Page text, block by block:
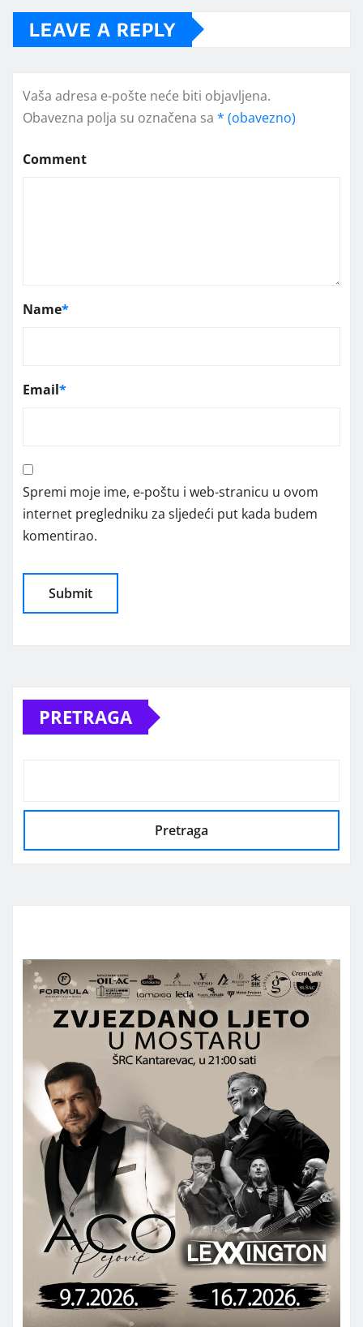
LEAVE A REPLY
Vaša adresa e-pošte neće biti objavljena.
Obavezna polja su označena sa * (obavezno)
Comment
Name*
Email*
Spremi moje ime, e-poštu i web-stranicu u ovom
internet pregledniku za sljedeći put kada budem
komentirao.
PRETRAGA
Pretraga